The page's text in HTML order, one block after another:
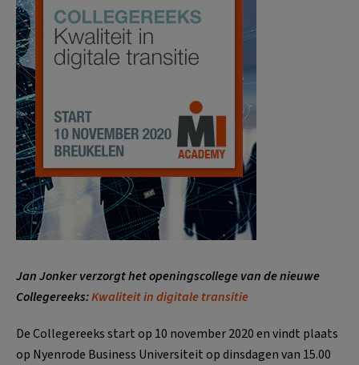
Jan Jonker verzorgt het openingscollege van de nieuwe
Collegereeks:Kwaliteit in digitale transitie
De Collegereeks start op 10 november 2020 en vindt plaats
op Nyenrode Business Universiteit op dinsdagen van 15.00